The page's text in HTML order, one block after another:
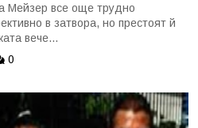
Мейзер все още трудно
в затвора, но престоят й
вече...
0